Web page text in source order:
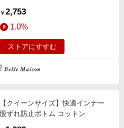
￥ 2,753
1.0%
ストアにすすむ
【クイーンサイズ】快適インナー
股ずれ防止ボトム コットン